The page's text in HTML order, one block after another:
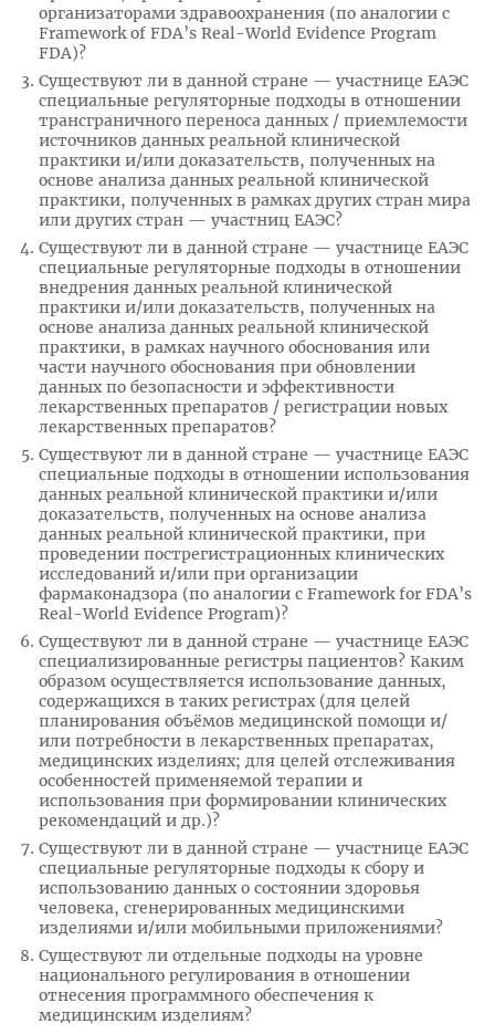
организаторами здравоохранения (по аналогии с
Framework of FDA’s Real-World Evidence Program
FDA)?
Существуют ли в данной стране — участнице ЕАЭС
специальные регуляторные подходы в отношении
трансграничного переноса данных / приемлемости
источников данных реальной клинической
практики и/или доказательств, полученных на
основе анализа данных реальной клинической
практики, полученных в рамках других стран мира
или других стран — участниц ЕАЭС?
Существуют ли в данной стране — участнице ЕАЭС
специальные регуляторные подходы в отношении
внедрения данных реальной клинической
практики и/или доказательств, полученных на
основе анализа данных реальной клинической
практики, в рамках научного обоснования или
части научного обоснования при обновлении
данных по безопасности и эффективности
лекарственных препаратов / регистрации новых
лекарственных препаратов?
Существуют ли в данной стране — участнице ЕАЭС
специальные подходы в отношении использования
данных реальной клинической практики и/или
доказательств, полученных на основе анализа
данных реальной клинической практики, при
проведении пострегистрационных клинических
исследований и/или при организации
фармаконадзора (по аналогии с Framework for FDA’s
Real-World Evidence Program)?
Существуют ли в данной стране — участнице ЕАЭС
специализированные регистры пациентов? Каким
образом осуществляется использование данных,
содержащихся в таких регистрах (для целей
планирования объёмов медицинской помощи и/
или потребности в лекарственных препаратах,
медицинских изделиях; для целей отслеживания
особенностей применяемой терапии и
использования при формировании клинических
рекомендаций и др.)?
Существуют ли в данной стране — участнице ЕАЭС
специальные регуляторные подходы к сбору и
использованию данных о состоянии здоровья
человека, сгенерированных медицинскими
изделиями и/или мобильными приложениями?
Существуют ли отдельные подходы на уровне
национального регулирования в отношении
отнесения программного обеспечения к
медицинским изделиям?